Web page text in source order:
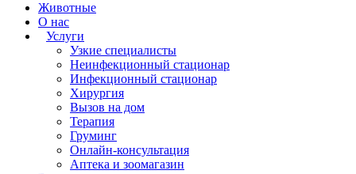
Животные
О нас
Услуги
Узкие специалисты
Неинфекционный стационар
Инфекционный стационар
Хирургия
Вызов на дом
Терапия
Груминг
Онлайн-консультация
Аптека и зоомагазин